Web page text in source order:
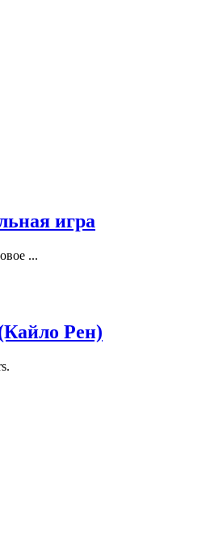
игра
...
Рен)